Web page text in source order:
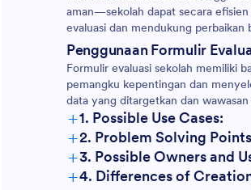
aman—sekolah dapat secara
evaluasi dan mendukung perbaikan
Penggunaan Formulir
Formulir evaluasi sekolah memiliki
pemangku kepentingan dan
data yang ditargetkan dan
+1. Possible Use Cases:
+2. Problem Solving
+3. Possible Owners and
+4. Differences of